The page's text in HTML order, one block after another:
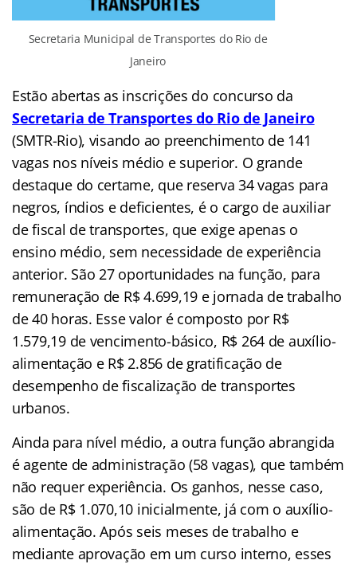
Secretaria Municipal de Transportes do Rio de
Janeiro
Estão abertas as inscrições do concurso da
Secretaria de Transportes do Rio de Janeiro
(SMTR-Rio), visando ao preenchimento de 141
vagas nos níveis médio e superior. O grande
destaque do certame, que reserva 34 vagas para
negros, índios e deficientes, é o cargo de auxiliar
de fiscal de transportes, que exige apenas o
ensino médio, sem necessidade de experiência
anterior. São 27 oportunidades na função, para
remuneração de R$ 4.699,19 e jornada de trabalho
de 40 horas. Esse valor é composto por R$
1.579,19 de vencimento-básico, R$ 264 de auxílio-
alimentação e R$ 2.856 de gratificação de
desempenho de fiscalização de transportes
urbanos.
Ainda para nível médio, a outra função abrangida
é agente de administração (58 vagas), que também
não requer experiência. Os ganhos, nesse caso,
são de R$ 1.070,10 inicialmente, já com o auxílio-
alimentação. Após seis meses de trabalho e
mediante aprovação em um curso interno, esses